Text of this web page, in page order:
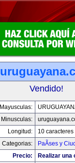
Vendido!
Mayusculas:
Minusculas:
Longitud:
10 caracteres
Categorias:
PaÃ­ses y
Precio:
Realizar una